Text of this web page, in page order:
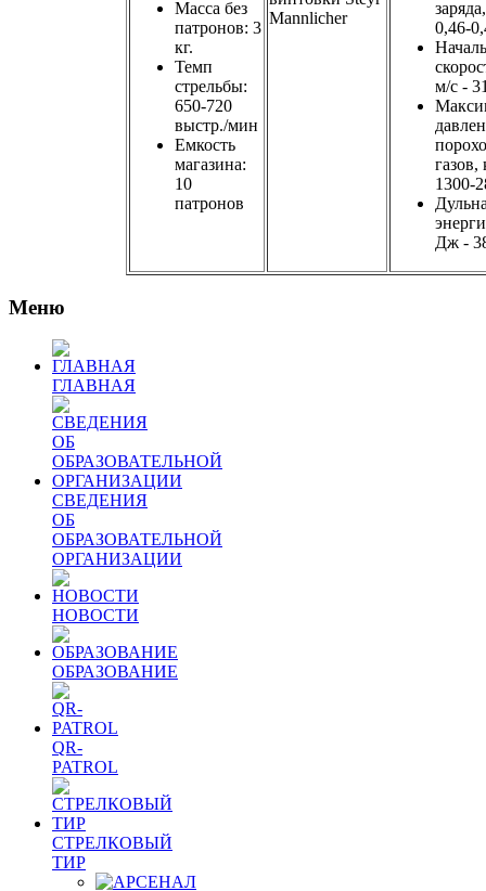
Масса без
патронов: 3
кг.
Темп
стрельбы:
650-720
выстр./мин
Емкость
магазина:
10
патронов
0,46-
м/с -
газов,
1300-
Дж -
Меню
ГЛАВНАЯ
СВЕДЕНИЯ
ОБ
ОБРАЗОВАТЕЛЬНОЙ
ОРГАНИЗАЦИИ
НОВОСТИ
ОБРАЗОВАНИЕ
QR-
PATROL
СТРЕЛКОВЫЙ
ТИР